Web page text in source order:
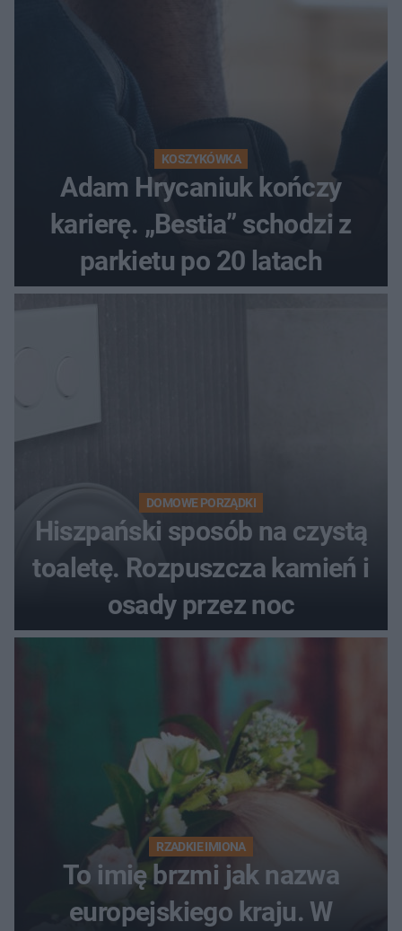
KOSZYKÓWKA
Adam Hrycaniuk kończy
karierę. „Bestia” schodzi z
parkietu po 20 latach
DOMOWE PORZĄDKI
Hiszpański sposób na czystą
toaletę. Rozpuszcza kamień i
osady przez noc
RZADKIE IMIONA
To imię brzmi jak nazwa
europejskiego kraju. W